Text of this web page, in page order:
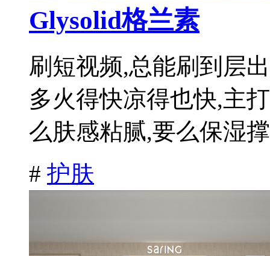
Glysolid格兰素
刷短视频,总能刷到层
多火得快凉得也快,主
么肤感粘腻,要么保湿
# 护肤